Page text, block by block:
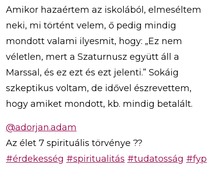
Amikor hazaértem az iskolából, elmeséltem
neki, mi történt velem, ő pedig mindig
mondott valami ilyesmit, hogy: „Ez nem
véletlen, mert a Szaturnusz együtt áll a
Marssal, és ez ezt és ezt jelenti.” Sokáig
szkeptikus voltam, de idővel észrevettem,
hogy amiket mondott, kb. mindig betalált.
@adorjan.adam
Az élet 7 spirituális törvénye ?️?
#érdekesség #spiritualitás #tudatosság #fyp